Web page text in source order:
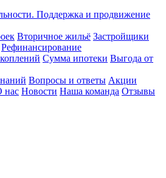
Поддержка и продвижение
Вторичное жильё Застройщики
Рефинансирование
Сумма ипотеки Выгода от
Вопросы и ответы Акции
нас Новости Наша команда Отзывы